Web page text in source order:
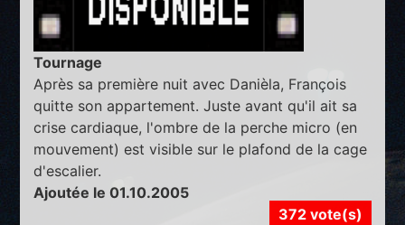
Tournage
Après sa première nuit avec Danièla, François
quitte son appartement. Juste avant qu'il ait sa
crise cardiaque, l'ombre de la perche micro (en
mouvement) est visible sur le plafond de la cage
d'escalier.
Ajoutée le 01.10.2005
372 vote(s)